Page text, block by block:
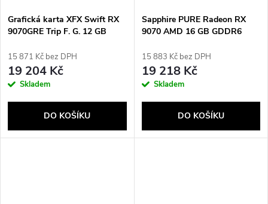
Grafická karta XFX Swift RX
9070GRE Trip F. G. 12 GB
15 871 Kč bez DPH
19 204 Kč
Skladem
DO KOŠÍKU
Sapphire PURE Radeon RX
9070 AMD 16 GB GDDR6
15 883 Kč bez DPH
19 218 Kč
Skladem
DO KOŠÍKU